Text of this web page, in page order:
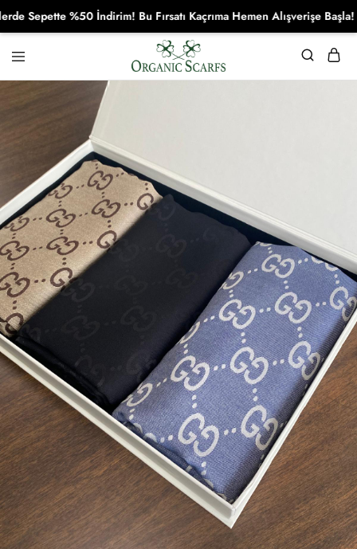
Organikscarf
Sepette %50 İndirim! Bu Fırsatı Kaçrıma Hemen Alışverişe Başla!